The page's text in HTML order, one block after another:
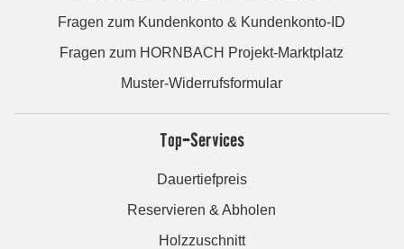
Fragen zum Kundenkonto & Kundenkonto-ID
Fragen zum HORNBACH Projekt-Marktplatz
Muster-Widerrufsformular
Top-Services
Dauertiefpreis
Reservieren & Abholen
Holzzuschnitt